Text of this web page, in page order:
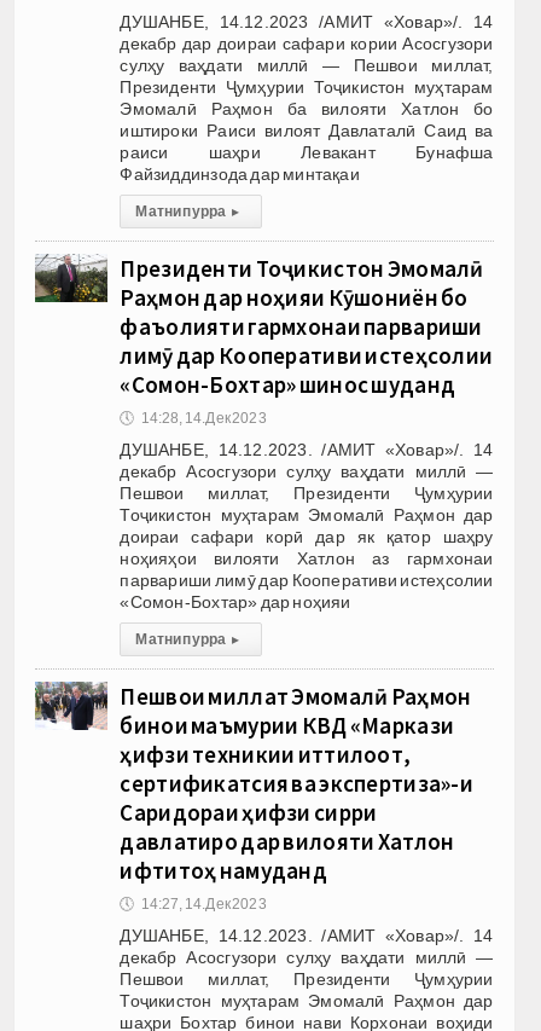
ДУШАНБЕ, 14.12.2023 /АМИТ «Ховар»/. 14
декабр дар доираи сафари кории Асосгузори
сулҳу ваҳдати миллӣ — Пешвои миллат,
Президенти Ҷумҳурии Тоҷикистон муҳтарам
Эмомалӣ Раҳмон ба вилояти Хатлон бо
иштироки Раиси вилоят Давлаталӣ Саид ва
раиси шаҳри Левакант Бунафша
Файзиддинзода дар минтақаи
Матни пурра ▸
Президенти Тоҷикистон Эмомалӣ
Раҳмон дар ноҳияи Кӯшониён бо
фаъолияти гармхонаи парвариши
лимӯ дар Кооперативи истеҳсолии
«Сомон-Бохтар» шинос шуданд
🕔 14:28, 14.Дек 2023
ДУШАНБЕ, 14.12.2023. /АМИТ «Ховар»/. 14
декабр Асосгузори сулҳу ваҳдати миллӣ —
Пешвои миллат, Президенти Ҷумҳурии
Тоҷикистон муҳтарам Эмомалӣ Раҳмон дар
доираи сафари корӣ дар як қатор шаҳру
ноҳияҳои вилояти Хатлон аз гармхонаи
парвариши лимӯ дар Кооперативи истеҳсолии
«Сомон-Бохтар» дар ноҳияи
Матни пурра ▸
Пешвои миллат Эмомалӣ Раҳмон
бинои маъмурии КВД «Маркази
ҳифзи техникии иттилоот,
сертификатсия ва экспертиза»-и
Саридораи ҳифзи сирри
давлатиро дар вилояти Хатлон
ифтитоҳ намуданд
🕔 14:27, 14.Дек 2023
ДУШАНБЕ, 14.12.2023. /АМИТ «Ховар»/. 14
декабр Асосгузори сулҳу ваҳдати миллӣ —
Пешвои миллат, Президенти Ҷумҳурии
Тоҷикистон муҳтарам Эмомалӣ Раҳмон дар
шаҳри Бохтар бинои нави Корхонаи воҳиди